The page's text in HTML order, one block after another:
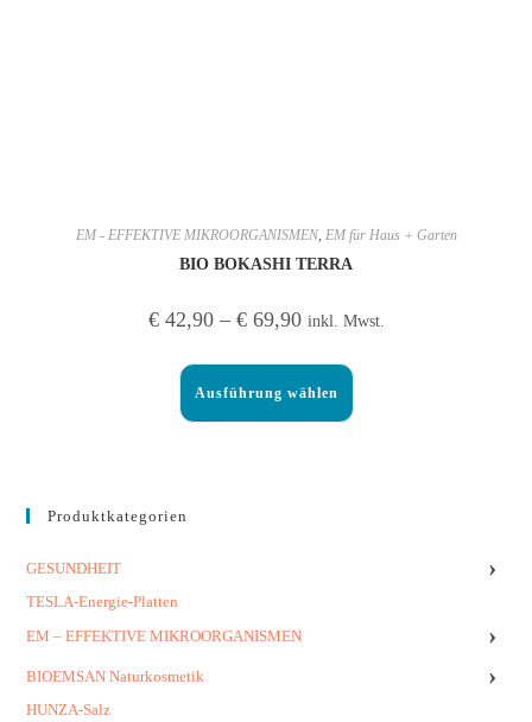
EM - EFFEKTIVE MIKROORGANISMEN, EM für Haus + Garten
BIO BOKASHI TERRA
€42,90– €69,90 inkl. Mwst.
Ausführung wählen
Produktkategorien
GESUNDHEIT ›
TESLA-Energie-Platten
EM – EFFEKTIVE MIKROORGANISMEN
›
BIOEMSAN Naturkosmetik ›
HUNZA-Salz